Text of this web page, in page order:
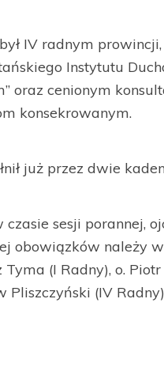
IV radnym
Instytutu
oraz cenionym
konsekrowanym.
już przez dwie
sesji porannej,
obowiązków należy
(I Radny), o.
Pliszczyński (IV